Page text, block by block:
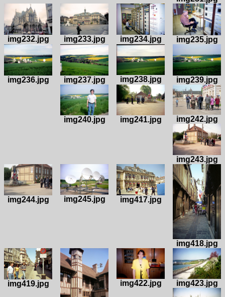
img232.jpg img233.jpg img234.jpg img235.jpg
img236.jpg img237.jpg img238.jpg img239.jpg
img240.jpg img241.jpg img242.jpg
img243.jpg
img244.jpg img245.jpg img417.jpg
img418.jpg
img419.jpg img422.jpg img423.jpg